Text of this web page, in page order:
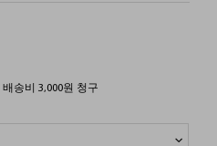
송비 3,000원 청구